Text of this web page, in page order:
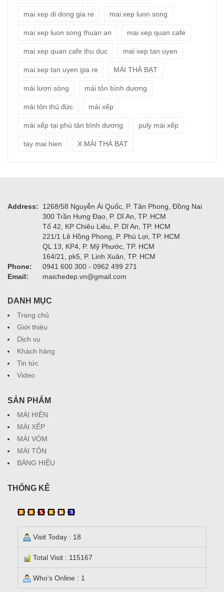
mai xep di dong gia re mai xep luon song
mai xep luon song thuan an mai xep quan cafe
mai xep quan cafe thu duc mai xep tan uyen
mai xep tan uyen gia re MÁI THẢ BẠT
mái lượn sóng mái tôn bình dương
mái tôn thủ đức mái xếp
mái xếp tại phú tân bình dương puly mái xếp
tay mai hien X MÁI THẢ BẠT
Address:
1268/58 Nguyễn Ái Quốc, P. Tân Phong, Đồng Nai
300 Trần Hưng Đạo, P. Dĩ An, TP. HCM
Tổ 42, KP Chiêu Liêu, P. Dĩ An, TP. HCM
221/1 Lê Hồng Phong, P. Phú Lợi, TP. HCM
QL 13, KP4, P. Mỹ Phước, TP. HCM
164/21, pk5, P. Linh Xuân, TP. HCM
Phone:
0941 600 300 - 0962 499 271
Email:
maichedep.vn@gmail.com
DANH MỤC
Trang chủ
Giới thiệu
Dịch vụ
Khách hàng
Tin tức
Video
SẢN PHẨM
MÁI HIÊN
MÁI XẾP
MÁI VÒM
MÁI TÔN
BẢNG HIỆU
THỐNG KÊ
Visit Today : 18
Total Visit : 115167
Who's Online : 1